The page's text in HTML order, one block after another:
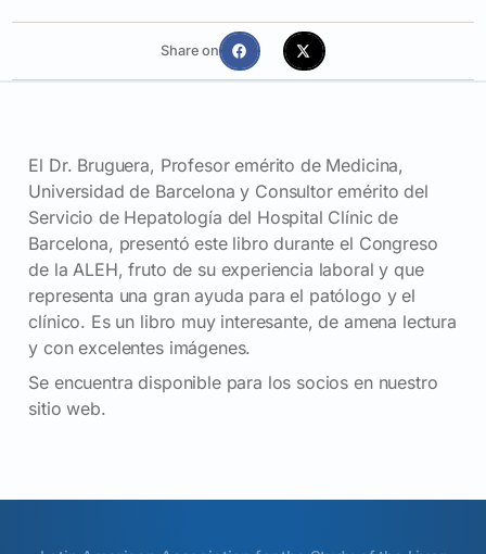
Share on
El Dr. Bruguera, Profesor emérito de Medicina,
Universidad de Barcelona y Consultor emérito del
Servicio de Hepatología del Hospital Clínic de
Barcelona, presentó este libro durante el Congreso
de la ALEH, fruto de su experiencia laboral y que
representa una gran ayuda para el patólogo y el
clínico. Es un libro muy interesante, de amena lectura
y con excelentes imágenes.
Se encuentra disponible para los socios en nuestro
sitio web.